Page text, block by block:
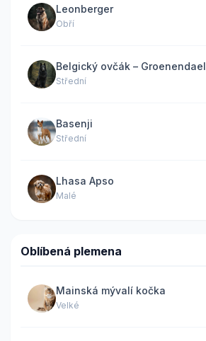
Leonberger
Obří
Belgický ovčák – Groenendael
Střední
Basenji
Střední
Lhasa Apso
Malé
Oblíbená plemena
Mainská mývalí kočka
Velké